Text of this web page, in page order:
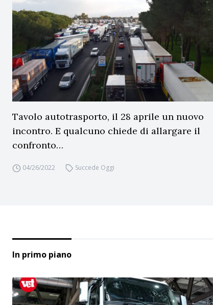
Tavolo autotrasporto, il 28 aprile un nuovo
incontro. E qualcuno chiede di allargare il
confronto…
04/26/2022 Succede Oggi
In primo piano